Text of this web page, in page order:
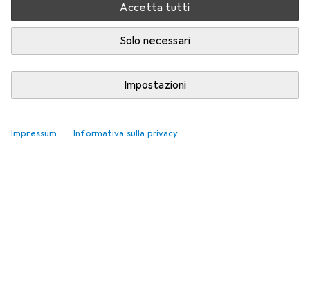
Accetta tutti
Solo necessari
Impostazioni
Impressum Informativa sulla privacy